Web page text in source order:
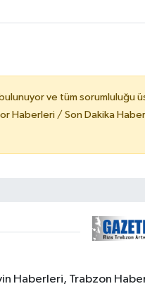
ve tüm sorumluluğu
Haberleri / Son Dakika
Haberleri, Trabzon